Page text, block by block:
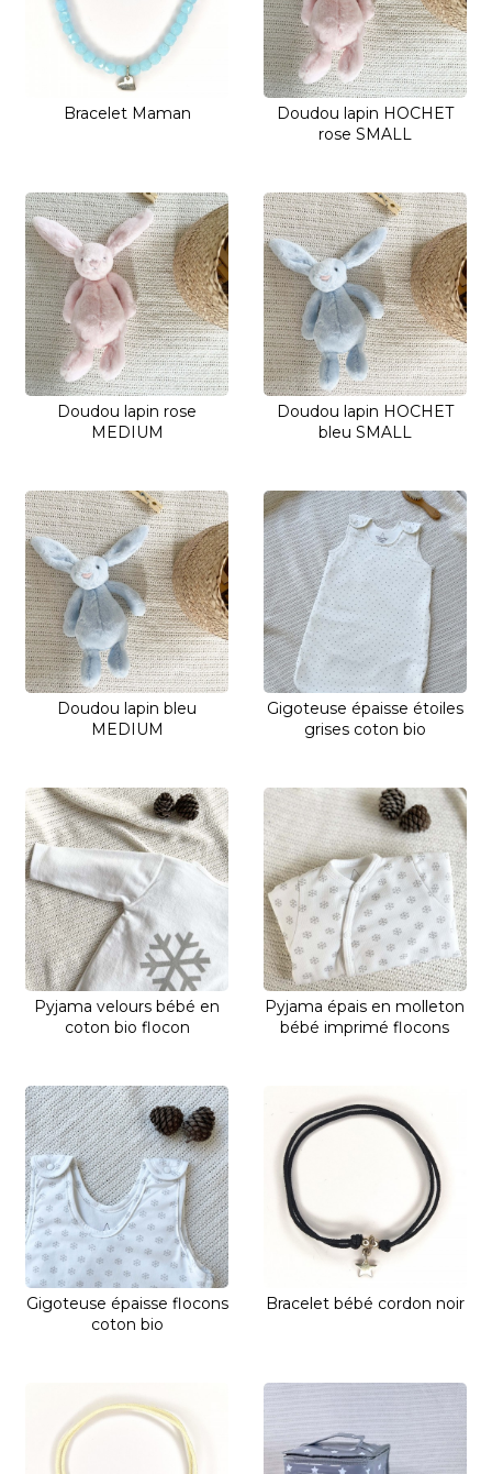
Bracelet Maman
Doudou lapin HOCHET
rose SMALL
Doudou lapin rose
MEDIUM
Doudou lapin HOCHET
bleu SMALL
Doudou lapin bleu
MEDIUM
Gigoteuse épaisse étoiles
grises coton bio
Pyjama velours bébé en
coton bio flocon
Pyjama épais en molleton
bébé imprimé flocons
Gigoteuse épaisse flocons
coton bio
Bracelet bébé cordon noir